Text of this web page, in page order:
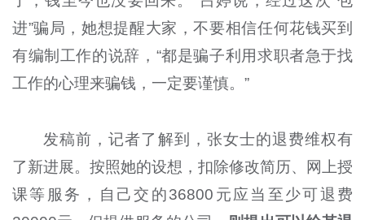
进”骗局，她想提醒大家，不要相信任何花钱买到
有编制工作的说辞，“都是骗子利用求职者急于找
工作的心理来骗钱，一定要谨慎。”
发稿前，记者了解到，张女士的退费维权有
了新进展。按照她的设想，扣除修改简历、网上授
课等服务，自己交的36800元应当至少可退费